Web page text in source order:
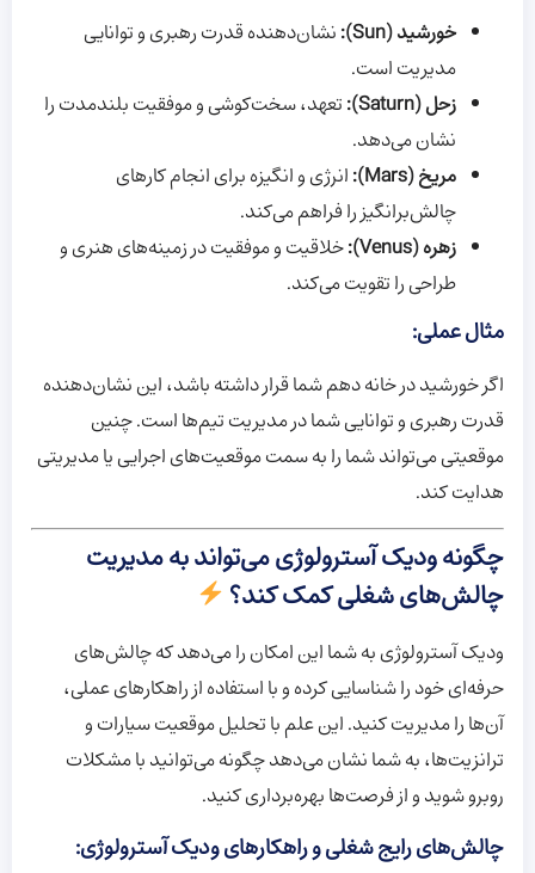
خورشید (Sun):
نشان‌دهنده قدرت رهبری و توانایی
مدیریت است.
زحل (Saturn):
تعهد، سخت‌کوشی و موفقیت بلندمدت را
نشان می‌دهد.
مریخ (Mars):
انرژی و انگیزه برای انجام کارهای
چالش‌برانگیز را فراهم می‌کند.
زهره (Venus):
خلاقیت و موفقیت در زمینه‌های هنری و
طراحی را تقویت می‌کند.
مثال عملی:
اگر خورشید در خانه دهم شما قرار داشته باشد، این نشان‌دهنده
قدرت رهبری و توانایی شما در مدیریت تیم‌ها است. چنین
موقعیتی می‌تواند شما را به سمت موقعیت‌های اجرایی یا مدیریتی
هدایت کند.
چگونه ودیک آسترولوژی می‌تواند به مدیریت
چالش‌های شغلی کمک کند؟
ودیک آسترولوژی به شما این امکان را می‌دهد که چالش‌های
حرفه‌ای خود را شناسایی کرده و با استفاده از راهکارهای عملی،
آن‌ها را مدیریت کنید. این علم با تحلیل موقعیت سیارات و
ترانزیت‌ها، به شما نشان می‌دهد چگونه می‌توانید با مشکلات
روبرو شوید و از فرصت‌ها بهره‌برداری کنید.
چالش‌های رایج شغلی و راهکارهای ودیک آسترولوژی: